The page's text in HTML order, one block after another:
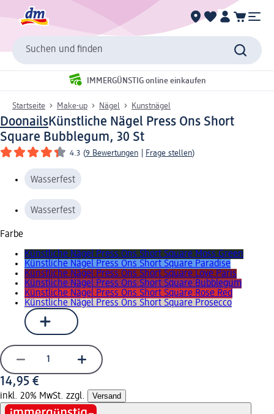
Suchen und finden
IMMERGÜNSTIG online einkaufen
Startseite Make-up Nägel Kunstnägel
DoonailsKünstliche Nägel Press Ons Short
Square Bubblegum, 30 St
4.3 (9 Bewertungen Frage stellen)
Wasserfest
Wasserfest
Farbe
Künstliche Nägel Press Ons Short Square Moss Green
Künstliche Nägel Press Ons Short Square Paradise
Künstliche Nägel Press Ons Short Square Love Paris
Künstliche Nägel Press Ons Short Square Bubblegum
Künstliche Nägel Press Ons Short Square Rose Red
Künstliche Nägel Press Ons Short Square Prosecco
14,95 €
inkl. 20% MwSt. zzgl. Versand